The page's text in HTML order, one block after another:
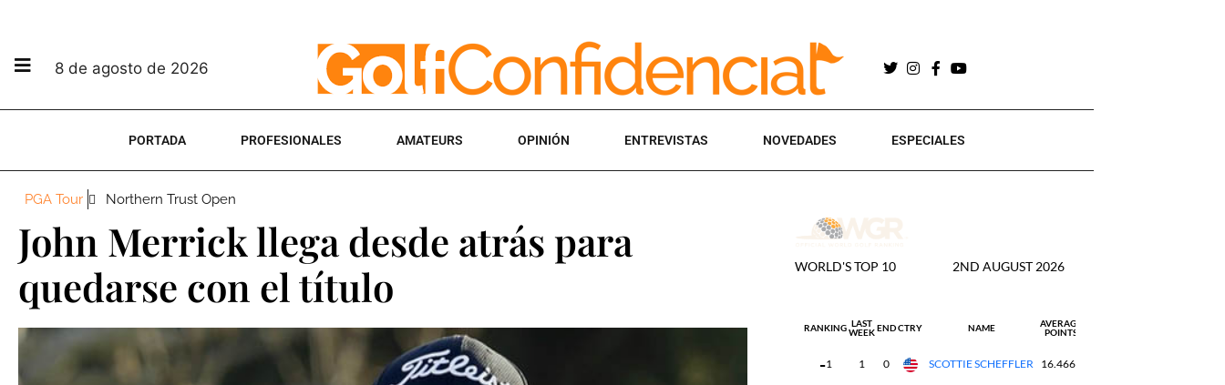
8 de agosto de 2026
PORTADA PROFESIONALES AMATEURS OPINIÓN ENTREVISTAS NOVEDADES ESPECIALES
PGA Tour Northern Trust Open
John Merrick llega desde atrás para
quedarse con el título